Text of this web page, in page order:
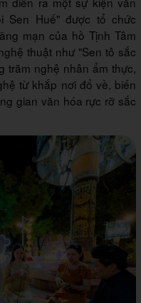
Sen Huế" được tổ chức
mạn của hồ Tịnh Tâm
thuật như "Sen tô sắc
trăm nghệ nhân ẩm thực,
từ khắp nơi đổ về, biến
gian văn hóa rực rỡ sắc